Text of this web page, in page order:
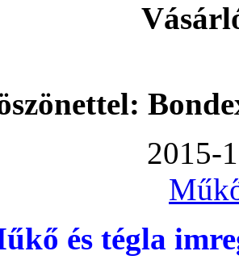
2015-
és tégla